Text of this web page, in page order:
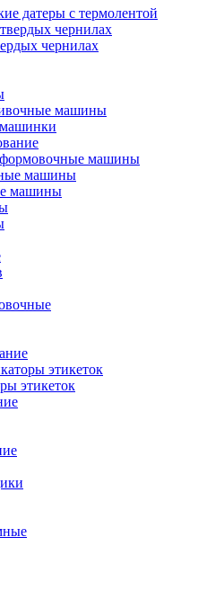
датеры с термолентой
чернилах
чернилах
машины
машины
машины
машины
этикеток
этикеток